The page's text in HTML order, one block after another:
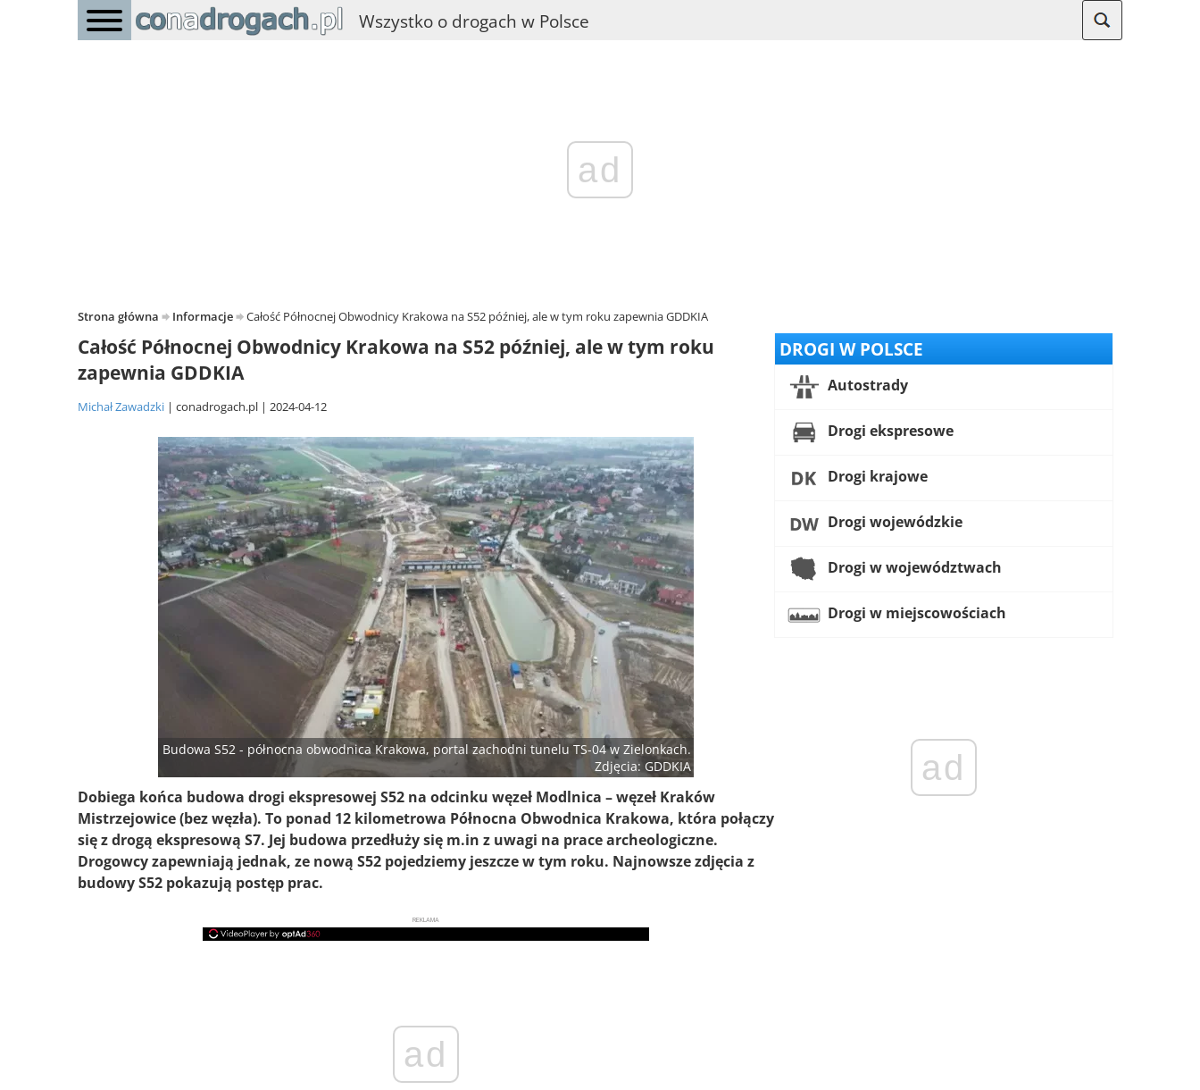
Wszystko o drogach w Polsce
ad
Strona główna Informacje Całość Północnej Obwodnicy Krakowa na S52 później, ale w tym roku zapewnia GDDKIA
Całość Północnej Obwodnicy Krakowa na S52 później, ale w tym roku
zapewnia GDDKIA
Michał Zawadzki conadrogach.pl 2024-04-12
Budowa S52 - północna obwodnica Krakowa, portal zachodni tunelu TS-04 w Zielonkach.
Zdjęcia: GDDKIA
Dobiega końca budowa drogi ekspresowej S52 na odcinku węzeł Modlnica – węzeł Kraków
Mistrzejowice (bez węzła). To ponad 12 kilometrowa Północna Obwodnica Krakowa, która połączy
się z drogą ekspresową S7. Jej budowa przedłuży się m.in z uwagi na prace archeologiczne.
Drogowcy zapewniają jednak, ze nową S52 pojedziemy jeszcze w tym roku. Najnowsze zdjęcia z
budowy S52 pokazują postęp prac.
REKLAMA
ad
DROGI W POLSCE
Autostrady
Drogi ekspresowe
Drogi krajowe
Drogi wojewódzkie
Drogi w województwach
Drogi w miejscowościach
ad